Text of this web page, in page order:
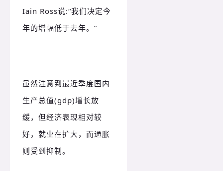
Iain Ross说:“我们决定今
年的增幅低于去年。”
虽然注意到最近季度国内
生产总值(gdp)增长放
缓，但经济表现相对较
好，就业在扩大，而通胀
则受到抑制。